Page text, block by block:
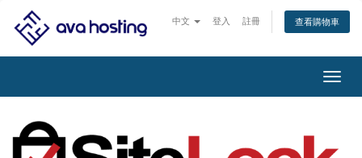
中文 登入 註冊 查看購物車
切
換